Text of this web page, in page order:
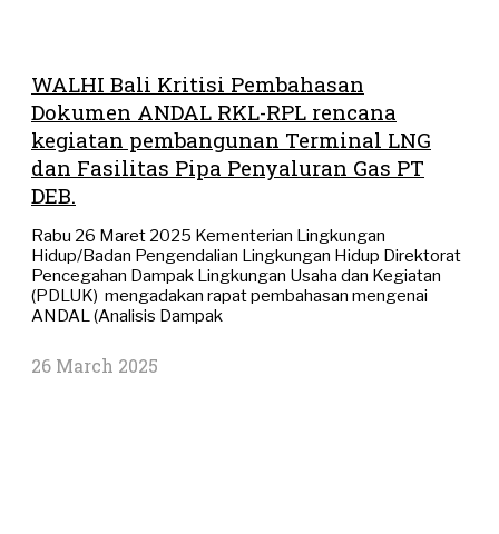
WALHI Bali Kritisi Pembahasan
Dokumen ANDAL RKL-RPL rencana
kegiatan pembangunan Terminal LNG
dan Fasilitas Pipa Penyaluran Gas PT
DEB.
Rabu 26 Maret 2025 Kementerian Lingkungan
Hidup/Badan Pengendalian Lingkungan Hidup Direktorat
Pencegahan Dampak Lingkungan Usaha dan Kegiatan
(PDLUK) mengadakan rapat pembahasan mengenai
ANDAL (Analisis Dampak
26 March 2025